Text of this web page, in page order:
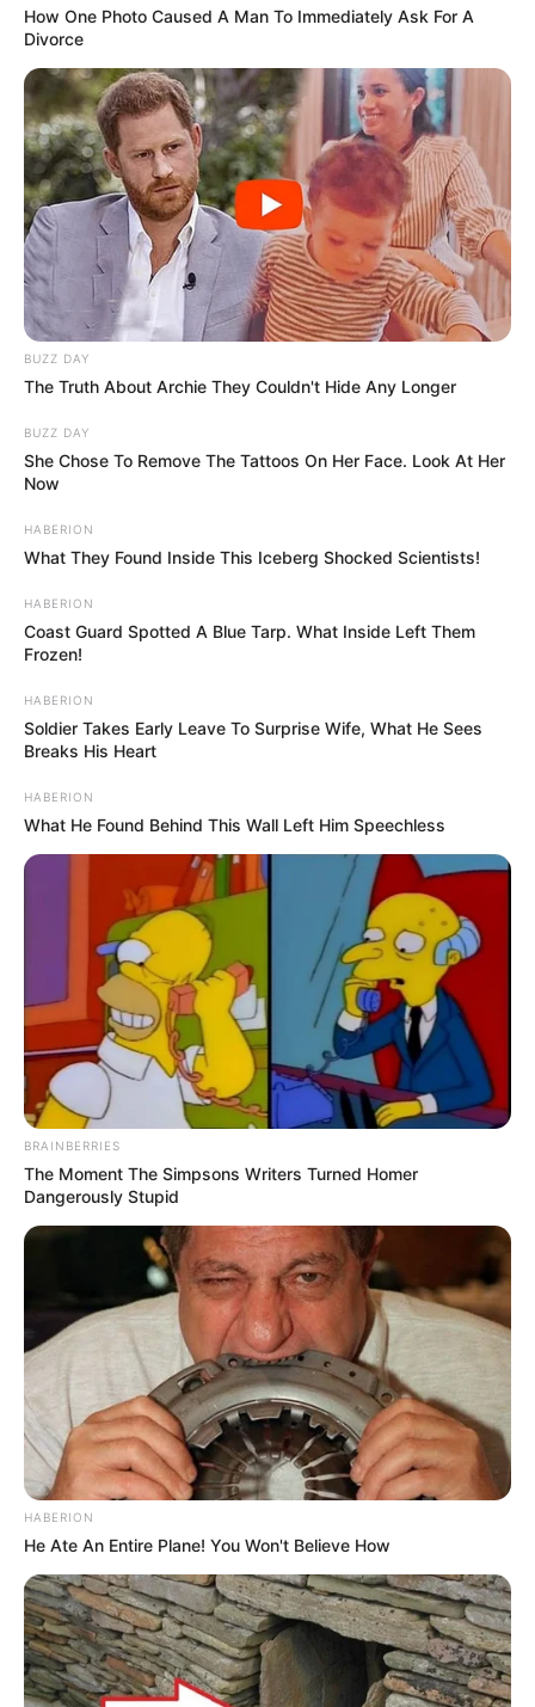
How One Photo Caused A Man To Immediately Ask For A
Divorce
BUZZ DAY
The Truth About Archie They Couldn't Hide Any Longer
BUZZ DAY
She Chose To Remove The Tattoos On Her Face. Look At Her
Now
HABERION
What They Found Inside This Iceberg Shocked Scientists!
HABERION
Coast Guard Spotted A Blue Tarp. What Inside Left Them
Frozen!
HABERION
Soldier Takes Early Leave To Surprise Wife, What He Sees
Breaks His Heart
HABERION
What He Found Behind This Wall Left Him Speechless
BRAINBERRIES
The Moment The Simpsons Writers Turned Homer
Dangerously Stupid
HABERION
He Ate An Entire Plane! You Won't Believe How